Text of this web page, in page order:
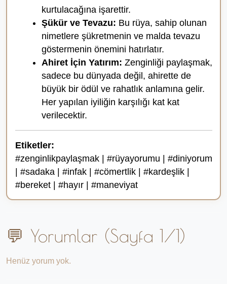
kurtulacağına işarettir.
Şükür ve Tevazu: Bu rüya, sahip olunan
nimetlere şükretmenin ve malda tevazu
göstermenin önemini hatırlatır.
Ahiret İçin Yatırım: Zenginliği paylaşmak,
sadece bu dünyada değil, ahirette de
büyük bir ödül ve rahatlık anlamına gelir.
Her yapılan iyiliğin karşılığı kat kat
verilecektir.
Etiketler:
#zenginlikpaylaşmak | #rüyayorumu | #diniyorum
| #sadaka | #infak | #cömertlik | #kardeşlik |
#bereket | #hayır | #maneviyat
💬 Yorumlar (Sayfa 1/1)
Henüz yorum yok.